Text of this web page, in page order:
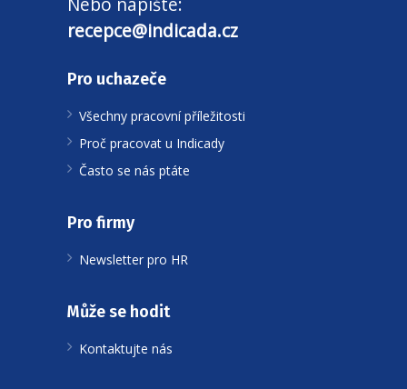
recepce@indicada.cz
Pro uchazeče
Všechny pracovní příležitosti
Proč pracovat u Indicady
Často se nás ptáte
Pro firmy
Newsletter pro HR
Může se hodit
Kontaktujte nás